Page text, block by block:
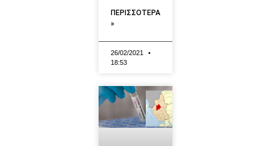
ΠΕΡΙΣΣΟΤΕΡΑ
»
26/02/2021
18:53